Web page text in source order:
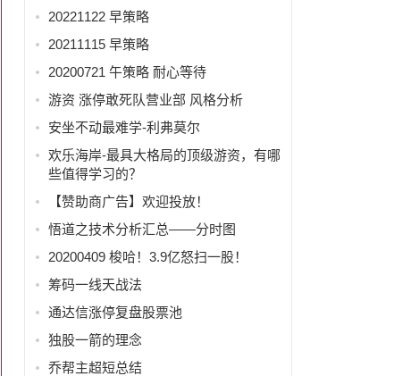
20221122 早策略
20211115 早策略
20200721 午策略 耐心等待
游资 涨停敢死队营业部 风格分析
安坐不动最难学-利弗莫尔
欢乐海岸-最具大格局的顶级游资，有哪
些值得学习的？
【赞助商广告】欢迎投放！
悟道之技术分析汇总——分时图
20200409 梭哈！3.9亿怒扫一股！
筹码一线天战法
通达信涨停复盘股票池
独股一箭的理念
乔帮主超短总结